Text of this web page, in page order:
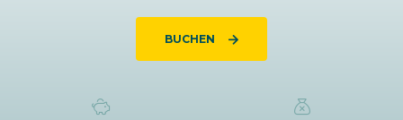
BUCHEN